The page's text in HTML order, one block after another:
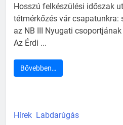
Hosszú felkészülési időszak
tétmérkőzés vár
az NB III Nyugati
Az Érdi ...
Bővebben…
Hírek Labdarúgás